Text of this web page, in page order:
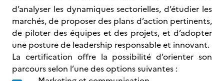
d’analyser les dynamiques sectorielles, d’étudier les
marchés, de proposer des plans d’action pertinents,
de piloter des équipes et des projets, et d’adopter
une posture de leadership responsable et innovant.
La certification offre la possibilité d’orienter son
parcours selon l’une des options suivantes :